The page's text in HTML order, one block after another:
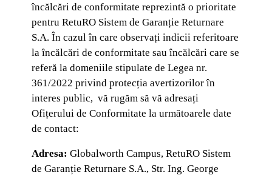
încălcări de conformitate reprezintă o prioritate
pentru RetuRO Sistem de Garanție Returnare
S.A. În cazul în care observați indicii referitoare
la încălcări de conformitate sau încălcări care se
referă la domeniile stipulate de Legea nr.
361/2022 privind protecția avertizorilor în
interes public, vă rugăm să vă adresați
Ofițerului de Conformitate la următoarele date
de contact:
Adresa: Globalworth Campus, RetuRO Sistem
de Garanție Returnare S.A., Str. Ing. George